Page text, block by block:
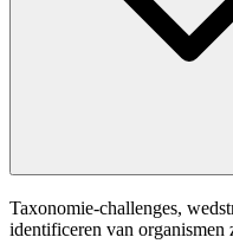
Taxonomie-challenges,
identificeren van organismen